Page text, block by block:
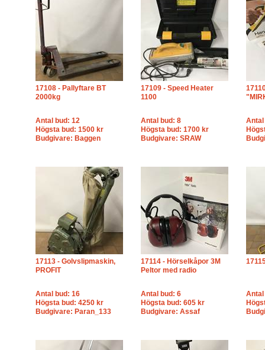
17108 - Pallyftare BT
2000kg
Antal bud: 12
Högsta bud: 1500 kr
Budgivare: Baggen
17109 - Speed Heater
1100
Antal bud: 8
Högsta bud: 1700 kr
Budgivare: SRAW
Antal
17113 - Golvslipmaskin,
PROFIT
Antal bud: 16
Högsta bud: 4250 kr
Budgivare: Paran_133
17114 - Hörselkåpor 3M
Peltor med radio
Antal bud: 6
Högsta bud: 605 kr
Budgivare: Assaf
Antal